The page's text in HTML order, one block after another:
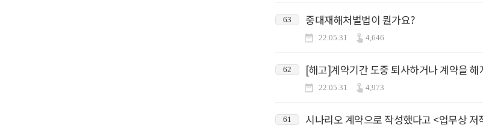
63 중대재해처벌법이 뭔가요?
22.05.31 4,646
62 [해고]계약기간 도중 퇴사하거나 계약을 해
22.05.31 4,973
61 시나리오 계약으로 작성했다고 <업무상